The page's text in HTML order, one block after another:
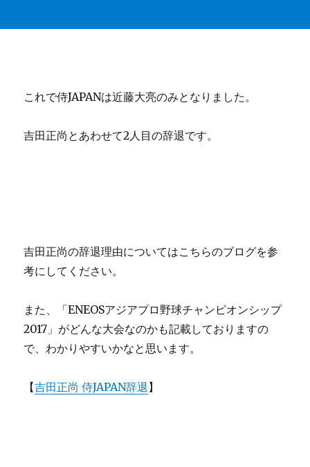
これで侍JAPANは近藤大亮のみとなりました。
吉田正尚とあわせて2人目の辞退です。
吉田正尚の辞退理由についてはこちらのブログを参
考にしてください。
また、「ENEOSアジアプロ野球チャンピオンシップ
2017」がどんな大会なのかも記載しておりますの
で、わかりやすいかなと思います。
【吉田正尚 侍JAPAN辞退 】